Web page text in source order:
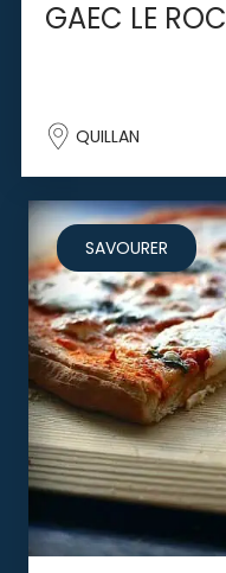
GAEC LE ROC
QUILLAN
SAVOURER